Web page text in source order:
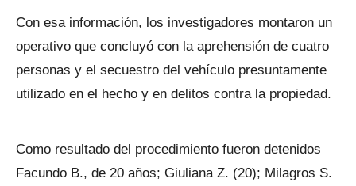
Con esa información, los investigadores montaron un
operativo que concluyó con la aprehensión de cuatro
personas y el secuestro del vehículo presuntamente
utilizado en el hecho y en delitos contra la propiedad.
Como resultado del procedimiento fueron detenidos
Facundo B., de 20 años; Giuliana Z. (20); Milagros S.